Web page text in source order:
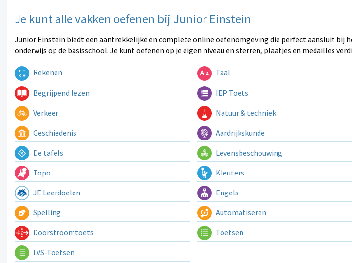
Je kunt alle vakken oefenen bij Junior Einstein
Junior Einstein biedt een aantrekkelijke en complete online oefenomgeving die perfect aansluit bij
onderwijs op de basisschool. Je kunt oefenen op je eigen niveau en sterren, plaatjes en medailles
Rekenen Taal
Begrijpend lezen IEP Toets
Verkeer Natuur & techniek
Geschiedenis Aardrijkskunde
De tafels Levensbeschouwing
Topo Kleuters
JE Leerdoelen Engels
Spelling Automatiseren
Doorstroomtoets Toetsen
LVS-Toetsen